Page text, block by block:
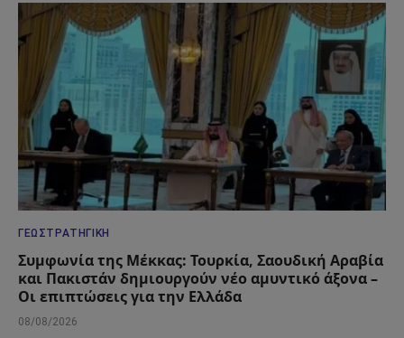
ΓΕΩΣΤΡΑΤΗΓΙΚΉ
Συμφωνία της Μέκκας: Τουρκία, Σαουδική Αραβία
και Πακιστάν δημιουργούν νέο αμυντικό άξονα –
Οι επιπτώσεις για την Ελλάδα
08/08/2026